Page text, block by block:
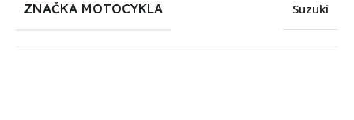
ZNAČKA MOTOCYKLA Suzuki